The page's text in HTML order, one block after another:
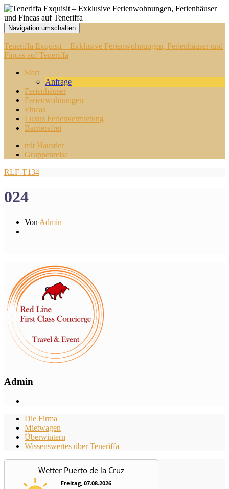
Navigation umschalten
Teneriffa Exquisit – Exklusive Ferienwohnungen, Ferienhäuser und
Fincas auf Teneriffa
Start
Anfrage
Ferienhäuser
Ferienwohnungen
Fincas
Luxus Ferienvermietung
Barrierefrei
mit Haustier
Gruppenreise
RLF-T134
024
Von Admin
Admin
Die Firma
Mietwagen
Überwintern
Wissenswertes über Teneriffa
Wetter Puerto de la Cruz
Freitag, 07.08.2026